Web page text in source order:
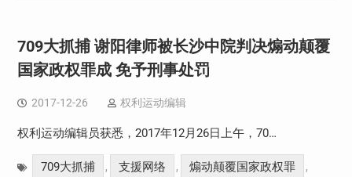
709大抓捕 谢阳律师被长沙中院判决煽动颠覆
国家政权罪成 免予刑事处罚
2017-12-26 权利运动编辑
权利运动编辑员获悉，2017年12月26日上午，70…
709大抓捕 , 支援网络 , 煽动颠覆国家政权罪 ,